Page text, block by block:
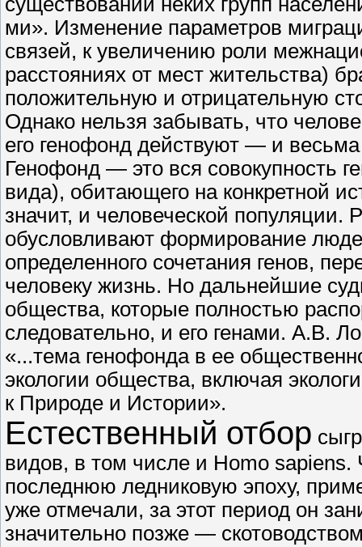
ми». Изменение параметров
связей, к увеличению роли
расстояниях от мест жительства)
положительную и отрицательную
Однако нельзя забывать, что
его генофонд действуют — и
Генофонд — это вся совокупность
вида), обитающего на конкретной
значит, и человеческой
обусловливают формирование
определенного сочетания генов,
человеку жизнь. Но дальнейшие
общества, которые полностью
следовательно, и его генами. А.В.
«...тема генофонда в ее
экологии общества, включая
к Природе и Истории».
Естественный отбор
видов, в том числе и Homo sapiens.
последнюю ледниковую эпоху,
уже отмечали, за этот период он
значительно позже —